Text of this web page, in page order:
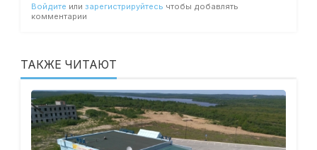
Войдите или зарегистрируйтесь чтобы добавлять
комментарии
ТАКЖЕ ЧИТАЮТ